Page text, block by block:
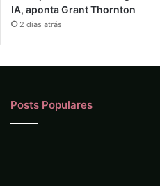
IA, aponta Grant Thornton
2 dias atrás
Posts Populares